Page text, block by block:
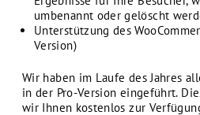
umbenannt oder gelöscht
Unterstützung des
Version)
Wir haben im Laufe des Jahres
in der Pro-Version eingeführt.
wir Ihnen kostenlos zur